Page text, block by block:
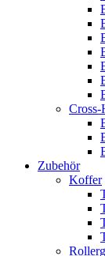
Cross-
Zubehör
Koffer